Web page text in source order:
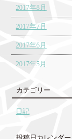
2017年8月
2017年7月
2017年6月
2017年5月
カテゴリー
日記